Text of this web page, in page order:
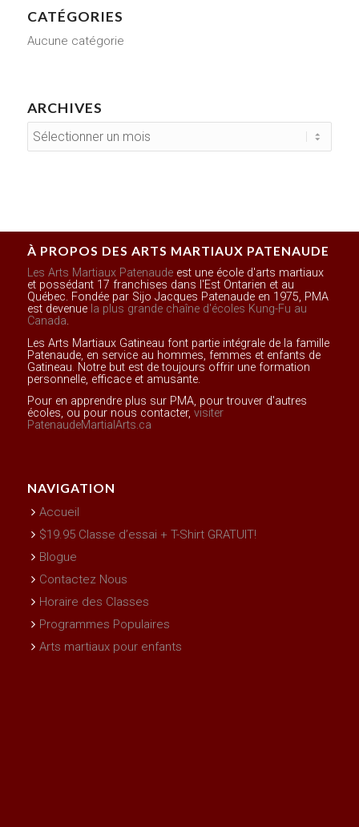
CATÉGORIES
Aucune catégorie
ARCHIVES
À PROPOS DES ARTS MARTIAUX PATENAUDE
Les Arts Martiaux Patenaudeest une école d'arts martiaux
et possédant 17 franchises dans l'Est Ontarien et au
Québec. Fondée par Sijo Jacques Patenaude en 1975, PMA
est devenue la plus grande chaîne d'écoles Kung-Fu au
Canada.
Les Arts Martiaux Gatineau font partie intégrale de la famille
Patenaude, en service au hommes, femmes et enfants de
Gatineau. Notre but est de toujours offrir une formation
personnelle, efficace et amusante.
Pour en apprendre plus sur PMA, pour trouver d'autres
écoles, ou pour nous contacter, visiter
PatenaudeMartialArts.ca
NAVIGATION
Accueil
$19.95 Classe d’essai + T-Shirt GRATUIT!
Blogue
Contactez Nous
Horaire des Classes
Programmes Populaires
Arts martiaux pour enfants